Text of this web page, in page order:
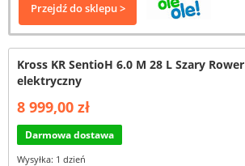
Przejdź do sklepu >
Kross KR SentioH 6.0 M 28 L Szary Rower
elektryczny
8 999,00 zł
Darmowa dostawa
Wysyłka: 1 dzień